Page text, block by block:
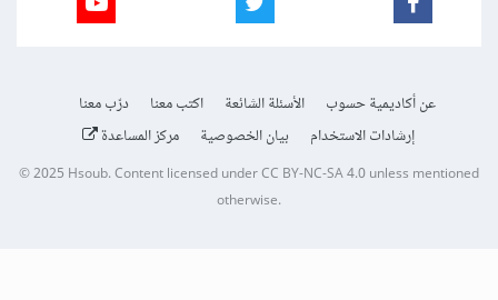
عن أكاديمية حسوب الأسئلة الشائعة اكتب معنا
درّب معنا
إرشادات الاستخدام
بيان الخصوصية مركز المساعدة
© 2025 Hsoub.Content licensed underCC BY-NC-SA 4.0unless mentioned
otherwise.